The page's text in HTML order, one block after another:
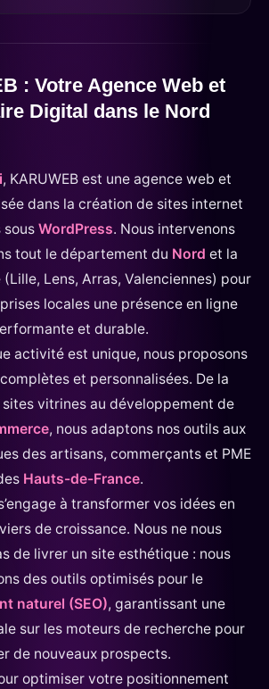
: Votre Agence Web et
Digital dans le Nord
, KARUWEB est une agence web et
dans la création de sites internet
sous WordPress. Nous intervenons
tout le département du Nord et la
Lens, Arras, Valenciennes) pour
locales une présence en ligne
et durable.
activité est unique, nous proposons
et personnalisées. De la
vitrines au développement de
, nous adaptons nos outils aux
des artisans, commerçants et PME
Hauts-de-France.
à transformer vos idées en
de croissance. Nous ne nous
de livrer un site esthétique : nous
des outils optimisés pour le
naturel (SEO), garantissant une
sur les moteurs de recherche pour
de nouveaux prospects.
optimiser votre positionnement